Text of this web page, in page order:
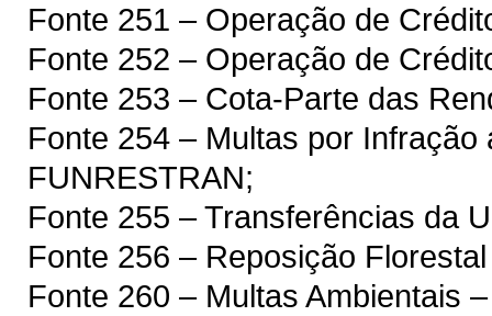
Fonte 251 – Operação de
Fonte 252 – Operação de
Fonte 253 – Cota-Parte das
Fonte 254 – Multas por
FUNRESTRAN;
Fonte 255 – Transferências da
Fonte 256 – Reposição
Fonte 260 – Multas Ambientais